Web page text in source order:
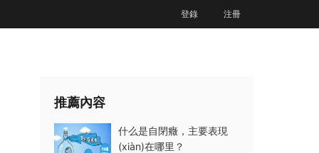
登錄 注冊
推薦內容
什么是自閉癥，主要表現
(xiàn)在哪里？